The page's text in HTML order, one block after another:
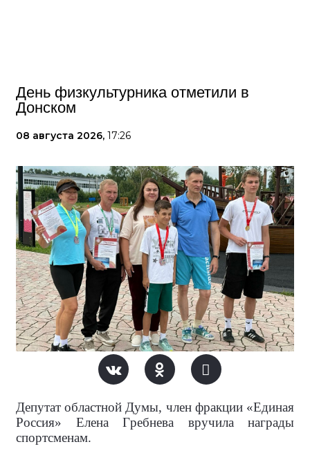
День физкультурника отметили в
Донском
08 августа 2026, 17:26
Депутат областной Думы, член фракции «Единая
Россия» Елена Гребнева вручила награды
спортсменам.